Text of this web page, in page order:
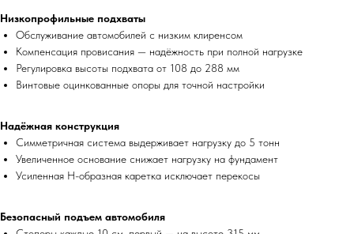
Низкопрофильные подхваты
Обслуживание автомобилей с низким клиренсом
Компенсация провисания — надёжность при полной нагрузке
Регулировка высоты подхвата от 108 до 288 мм
Винтовые оцинкованные опоры для точной настройки
Надёжная конструкция
Симметричная система выдерживает нагрузку до 5 тонн
Увеличенное основание снижает нагрузку на фундамент
Усиленная Н-образная каретка исключает перекосы
Безопасный подъем автомобиля